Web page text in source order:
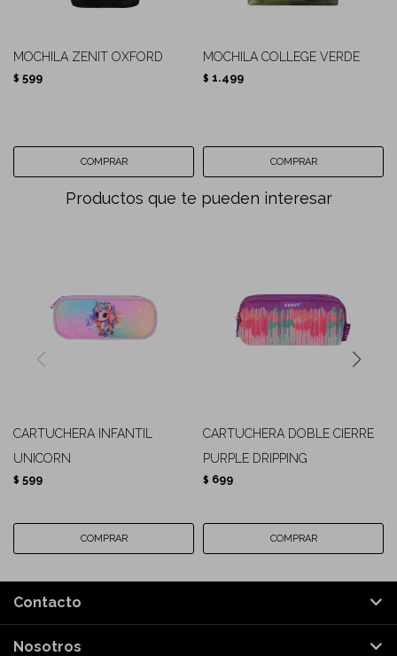
MOCHILA ZENIT OXFORD
$ 599
MOCHILA COLLEGE VERDE
$ 1.499
Productos que te pueden interesar
CARTUCHERA INFANTIL
UNICORN
$ 599
CARTUCHERA DOBLE CIERRE
PURPLE DRIPPING
$ 699
Contacto
Nosotros